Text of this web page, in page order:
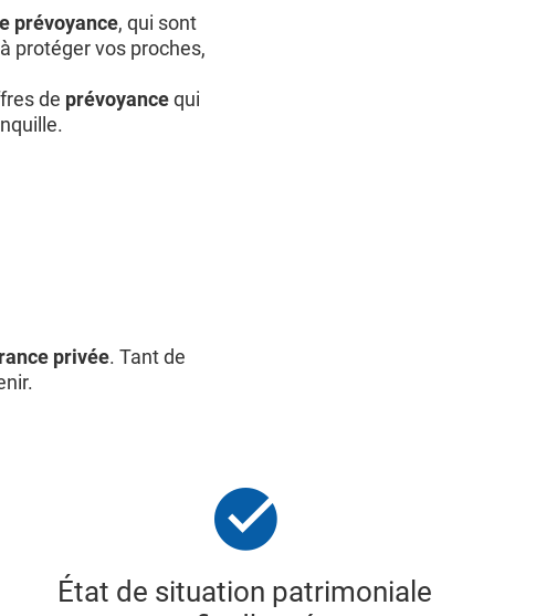
prévoyance, qui sont
protéger vos proches,
de prévoyancequi
privée. Tant de
État de situation patrimoniale